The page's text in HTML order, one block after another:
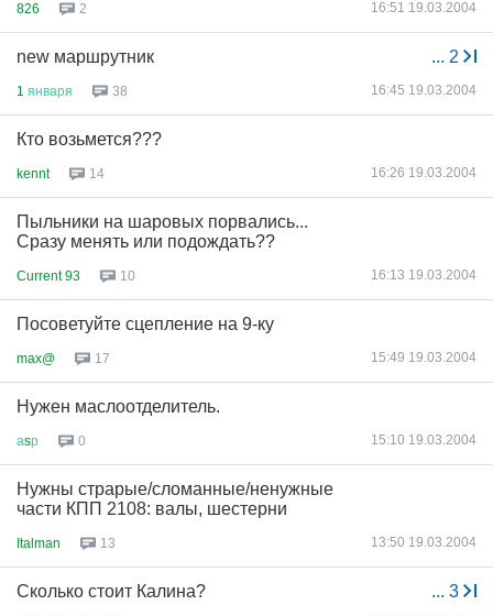
826 2 16:51 19.03.2004
... 2
new маршрутник
1 января 38 16:45 19.03.2004
Кто возьмется???
kennt 14 16:26 19.03.2004
Пыльники на шаровых порвались...
Сразу менять или подождать??
Current 93 10 16:13 19.03.2004
Посоветуйте сцепление на 9-ку
max@ 17 15:49 19.03.2004
Нужен маслоотделитель.
аsр 0 15:10 19.03.2004
Нужны страрые/сломанные/ненужные
части КПП 2108: валы, шестерни
Italman 13 13:50 19.03.2004
... 3
Сколько стоит Калина?